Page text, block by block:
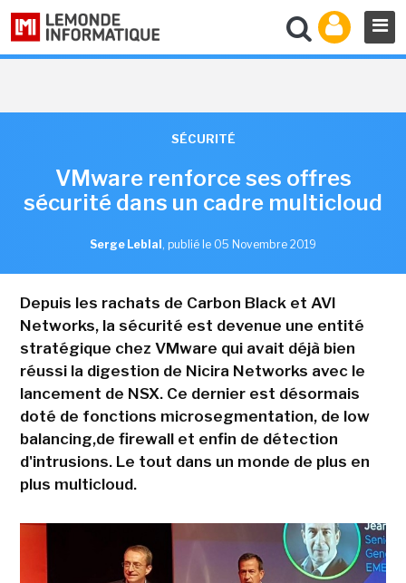
SÉCURITÉ
VMware renforce ses offres
sécurité dans un cadre multicloud
Serge Leblal , publié le 05 Novembre 2019
Depuis les rachats de Carbon Black et AVI
Networks, la sécurité est devenue une entité
stratégique chez VMware qui avait déjà bien
réussi la digestion de Nicira Networks avec le
lancement de NSX. Ce dernier est désormais
doté de fonctions microsegmentation, de low
balancing,de firewall et enfin de détection
d'intrusions. Le tout dans un monde de plus en
plus multicloud.